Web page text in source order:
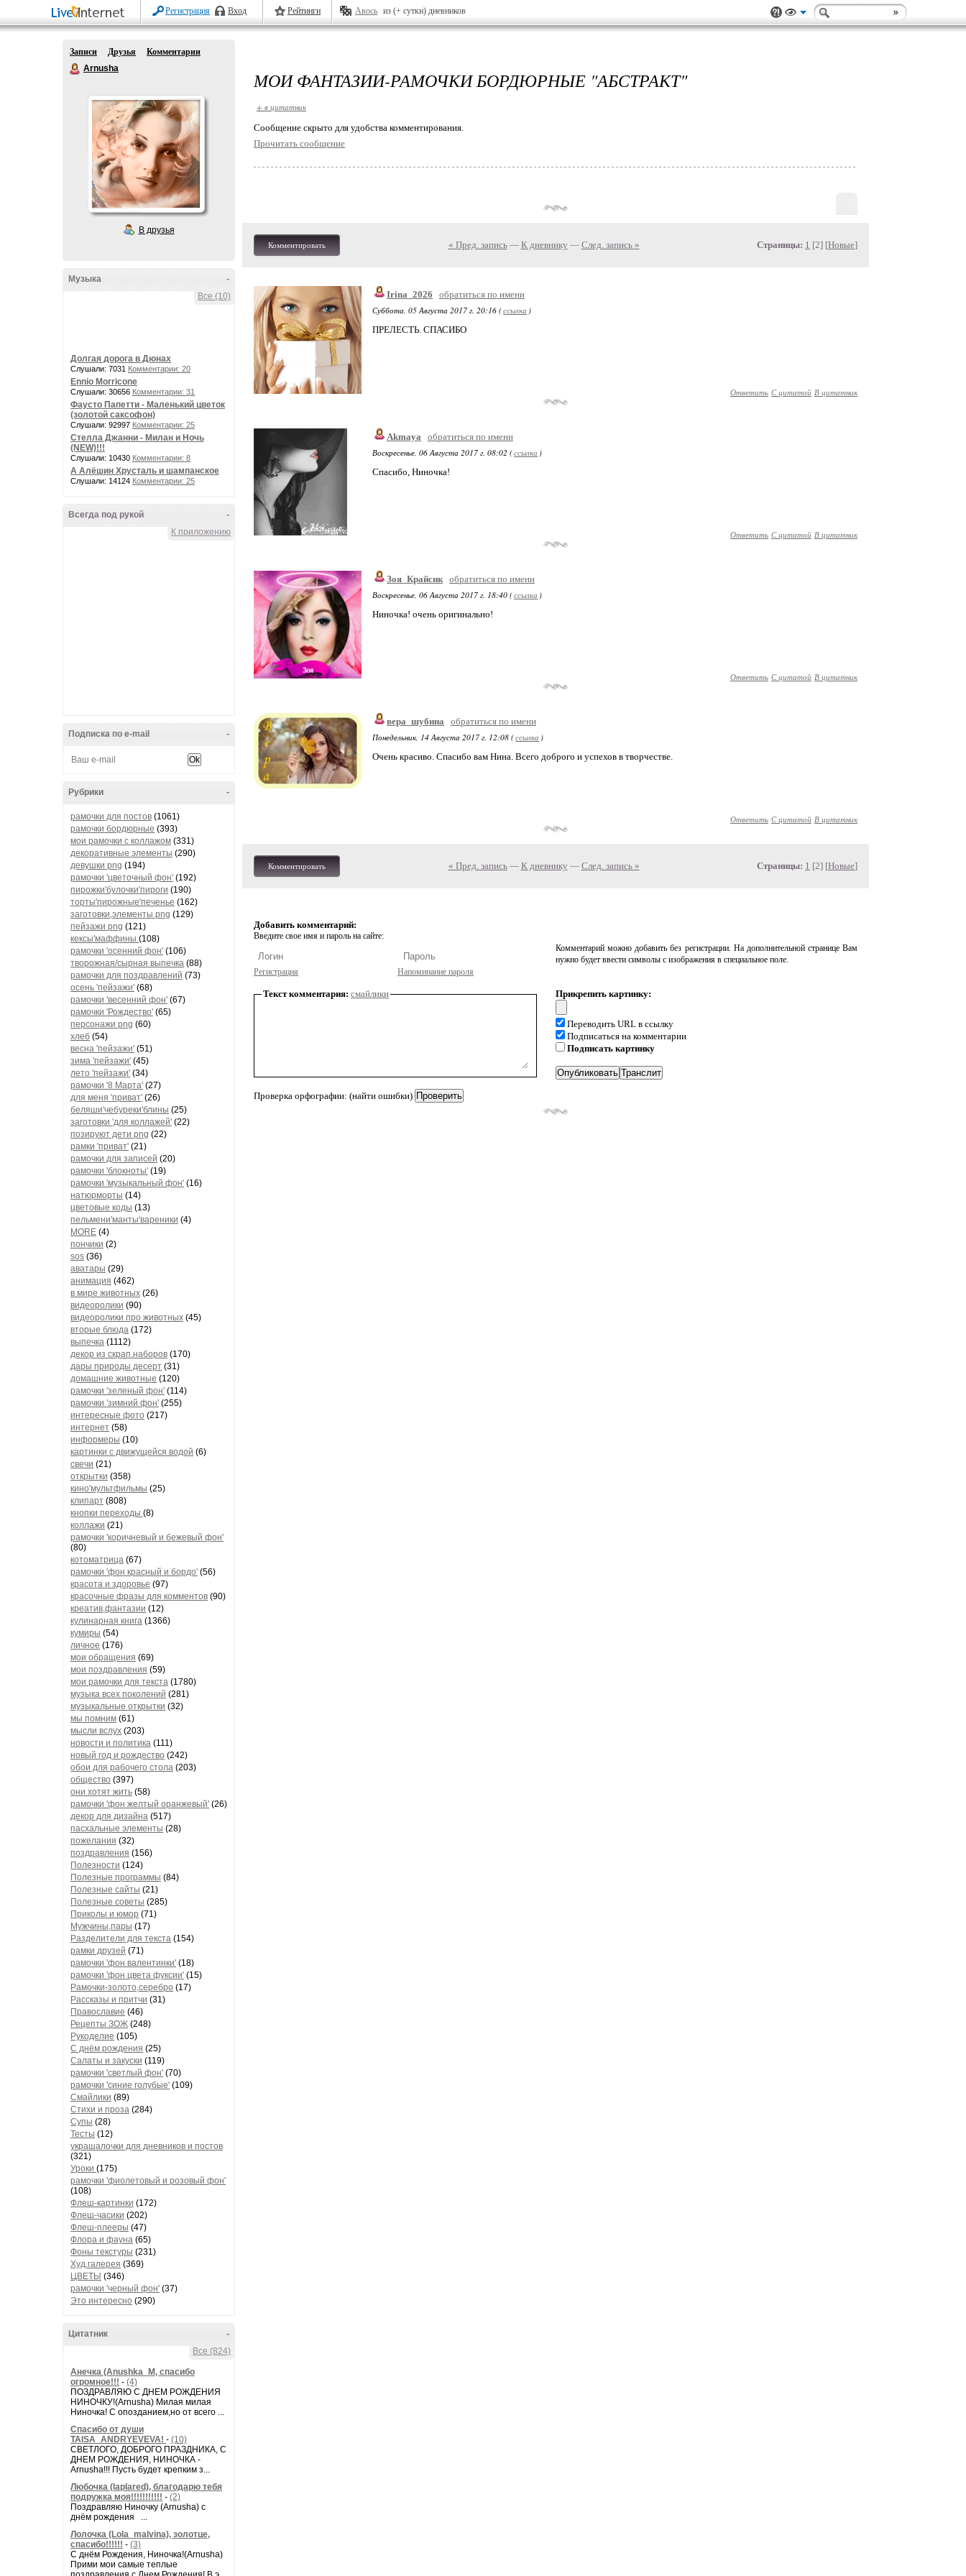
Регистрация Вход Рейтинги Авось из (+ сутки) дневников
Записи Друзья
Комментарии
Arnusha
В друзья
-
Музыка
Все (10)
Долгая дорога в Дюнах
Слушали: 7031 Комментарии: 20
Ennio Morricone
Слушали: 30656 Комментарии: 31
Фаусто Папетти - Маленький цветок
(золотой саксофон)
Слушали: 92997 Комментарии: 25
Стелла Джанни - Милан и Ночь
(NEW)!!!
Слушали: 10430 Комментарии: 8
А Алёшин Хрусталь и шампанское
Слушали: 14124 Комментарии: 25
-
Всегда под рукой
К приложению
-
Подписка по e-mail
-
Рубрики
рамочки для постов (1061)
рамочки бордюрные (393)
мои рамочки с коллажом (331)
декоративные элементы (290)
девушки png (194)
рамочки 'цветочный фон' (192)
пирожки'булочки'пироги (190)
торты'пирожные'печенье (162)
заготовки,элементы png (129)
пейзажи png (121)
кексы'маффины (108)
рамочки 'осенний фон' (106)
творожная/сырная выпечка (88)
рамочки для поздравлений (73)
осень 'пейзажи' (68)
рамочки 'весенний фон' (67)
рамочки 'Рождество' (65)
персонажи png (60)
хлеб (54)
весна 'пейзажи' (51)
зима 'пейзажи' (45)
лето 'пейзажи' (34)
рамочки '8 Марта' (27)
для меня 'приват' (26)
беляши'чебуреки'блины (25)
заготовки 'для коллажей' (22)
позируют дети png (22)
рамки 'приват' (21)
рамочки для записей (20)
рамочки 'блокноты' (19)
рамочки 'музыкальный фон' (16)
натюрморты (14)
цветовые коды (13)
пельмени'манты'вареники (4)
MORE (4)
пончики (2)
sos (36)
аватары (29)
анимация (462)
в мире животных (26)
видеоролики (90)
видеоролики про животных (45)
вторые блюда (172)
выпечка (1112)
декор из скрап.наборов (170)
дары природы десерт (31)
домашние животные (120)
рамочки 'зеленый фон' (114)
рамочки 'зимний фон' (255)
интересные фото (217)
интернет (58)
информеры (10)
картинки с движущейся водой (6)
свечи (21)
открытки (358)
кино'мультфильмы (25)
клипарт (808)
кнопки переходы (8)
коллажи (21)
рамочки 'коричневый и бежевый фон'
(80)
котоматрица (67)
рамочки 'фон красный и бордо' (56)
красота и здоровье (97)
красочные фразы для комментов (90)
креатив,фантазии (12)
кулинарная книга (1366)
кумиры (54)
личное (176)
мои обращения (69)
мои поздравления (59)
мои рамочки для текста (1780)
музыка всех поколений (281)
музыкальные открытки (32)
мы помним (61)
мысли вслух (203)
новости и политика (111)
новый год и рождество (242)
обои для рабочего стола (203)
общество (397)
они хотят жить (58)
рамочки 'фон желтый оранжевый' (26)
декор для дизайна (517)
пасхальные элементы (28)
пожелания (32)
поздравления (156)
Полезности (124)
Полезные программы (84)
Полезные сайты (21)
Полезные советы (285)
Приколы и юмор (71)
Мужчины,пары (17)
Разделители для текста (154)
рамки друзей (71)
рамочки 'фон валентинки' (18)
рамочки 'фон цвета фуксии' (15)
Рамочки-золото,серебро (17)
Рассказы и притчи (31)
Православие (46)
Рецепты ЗОЖ (248)
Рукоделие (105)
С днём рождения (25)
Салаты и закуски (119)
рамочки 'светлый фон' (70)
рамочки 'синие голубые' (109)
Смайлики (89)
Стихи и проза (284)
Супы (28)
Тесты (12)
украшалочки для дневников и постов
(321)
Уроки (175)
рамочки 'фиолетовый и розовый фон'
(108)
Флеш-картинки (172)
Флеш-часики (202)
Флеш-плееры (47)
Флора и фауна (65)
Фоны текстуры (231)
Худ.галерея (369)
ЦВЕТЫ (346)
рамочки 'черный фон' (37)
Это интересно (290)
-
Цитатник
Все (824)
Анечка (Anushka_M, спасибо
огромное!!! - (4)
ПОЗДРАВЛЯЮ С ДНЕМ РОЖДЕНИЯ
НИНОЧКУ!(Arnusha) Милая милая
Ниночка! С опозданием,но от всего ...
Спасибо от души
TAISA_ANDRYEVEVA! - (10)
СВЕТЛОГО, ДОБРОГО ПРАЗДНИКА, С
ДНЕМ РОЖДЕНИЯ, НИНОЧКА -
Arnusha!!! Пусть будет крепким з...
Любочка (laplared), благодарю тебя
подружка моя!!!!!!!!!!! - (2)
Поздравляю Ниночку (Arnusha) с
днём рождения ...
Лолочка (Lola_malvina), золотце,
спасибо!!!!!! - (3)
С днём Рождения, Ниночка!(Аrnusha)
Прими мои самые теплые
МОИ ФАНТАЗИИ-РАМОЧКИ БОРДЮРНЫЕ "АБСТРАКТ"
+ в цитатник
Cообщение скрыто для удобства комментирования.
Прочитать сообщение
Комментировать « Пред. запись— К дневнику — След. запись » Страницы: 1 [2] [Новые]
Irina_2026
обратиться по имени
Суббота, 05 Августа 2017 г. 20:16 (ссылка )
ПРЕЛЕСТЬ. СПАСИБО
Ответить С цитатой В цитатник
Akmaya
обратиться по имени
Воскресенье, 06 Августа 2017 г. 08:02 (ссылка )
Спасибо, Ниночка!
Ответить С цитатой В цитатник
Зоя_Крайсик обратиться по имени
Воскресенье, 06 Августа 2017 г. 18:40 (ссылка )
Ниночка! очень оригинально!
Ответить С цитатой В цитатник
вера_шубина
обратиться по имени
Понедельник, 14 Августа 2017 г. 12:08 (ссылка )
Очень красиво. Спасибо вам Нина. Всего доброго и успехов в творчестве.
Ответить С цитатой В цитатник
Комментировать « Пред. запись— К дневнику — След. запись » Страницы: 1 [2] [Новые]
Добавить комментарий:
Введите свое имя и пароль на сайте:
Регистрация Напоминание пароля
Комментарий можно добавить без регистрации. На дополнительной странице Вам
нужно будет ввести символы с изображения в специальное поле.
Текст комментария: смайлики
Проверка орфографии: (найти ошибки)
Прикрепить картинку:
Переводить URL в ссылку
Подписаться на комментарии
Подписать картинку